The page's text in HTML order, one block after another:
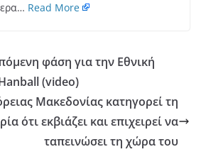
Read More
φάση για την Εθνική
(video)
Μακεδονίας κατηγορεί τη
ότι εκβιάζει και επιχειρεί να
ταπεινώσει τη χώρα του